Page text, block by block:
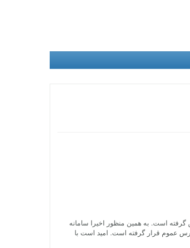
گرفته است. به همین منظور اخیرا سامانه
عموم قرار گرفته است. امید است با